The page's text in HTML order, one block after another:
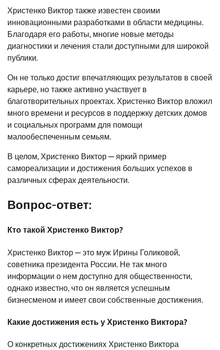
Христенко Виктор также известен своими
инновационными разработками в области медицины.
Благодаря его работы, многие новые методы
диагностики и лечения стали доступными для широкой
публики.
Он не только достиг впечатляющих результатов в своей
карьере, но также активно участвует в
благотворительных проектах. Христенко Виктор вложил
много времени и ресурсов в поддержку детских домов
и социальных программ для помощи
малообеспеченным семьям.
В целом, Христенко Виктор — яркий пример
самореализации и достижения больших успехов в
различных сферах деятельности.
Вопрос-ответ:
Кто такой Христенко Виктор?
Христенко Виктор — это муж Ирины Голиковой,
советника президента России. Не так много
информации о нем доступно для общественности,
однако известно, что он является успешным
бизнесменом и имеет свои собственные достижения.
Какие достижения есть у Христенко Виктора?
О конкретных достижениях Христенко Виктора